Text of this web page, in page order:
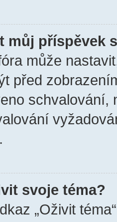
můj příspěvek
může
před
schvalování,
svoje téma?
„Oživit